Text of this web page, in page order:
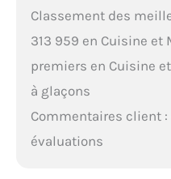
Classement des
313 959 en Cuisine et
premiers en Cuisine
à glaçons
Commentaires client :
évaluations